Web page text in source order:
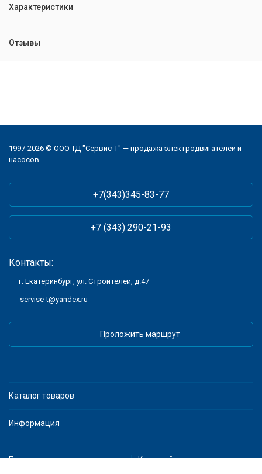
Характеристики
Отзывы
1997-2026 © ООО ТД "Сервис-Т" — продажа электродвигателей и
насосов
+7(343)345-83-77
+7 (343) 290-21-93
Контакты:
г. Екатеринбург, ул. Строителей, д.47
servise-t@yandex.ru
Проложить маршрут
Каталог товаров
Информация
Политика персональных данных Карта сайта